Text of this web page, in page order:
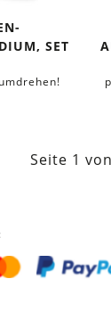
SET
Seite 1